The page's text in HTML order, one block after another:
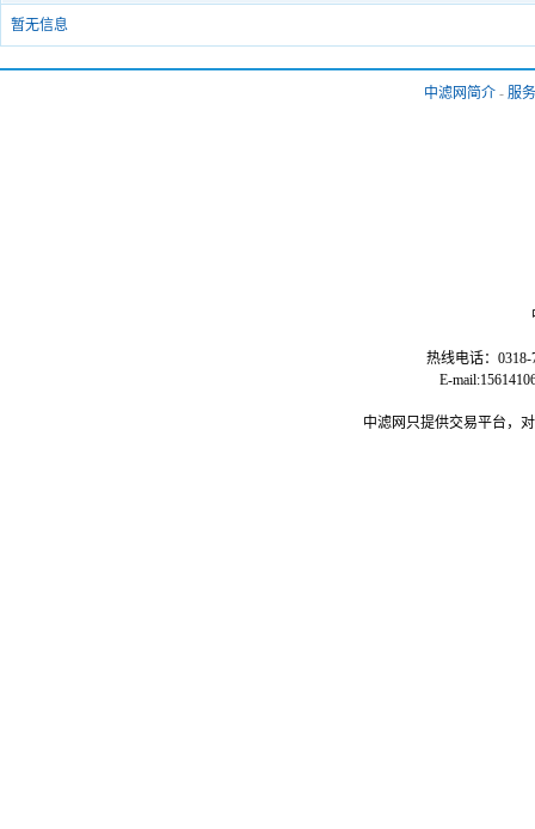
暂无信息
中滤网简介 - 服
热线电话：0318-
E-
中滤网只提供交易平台，